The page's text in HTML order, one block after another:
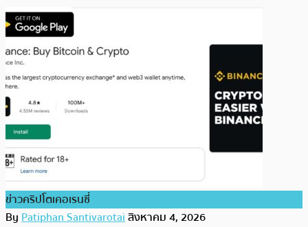
ข่าวคริปโตเคอเรนซี่
ByPatiphan Santivarotaiสิงหาคม 4, 2026